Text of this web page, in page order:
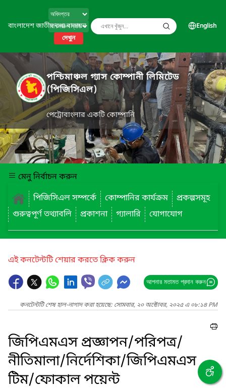
বাংলাদেশ জাতীয় তথ্য বাতায়ন
দেখুন
English
পশ্চিমাঞ্চল গ্যাস কোম্পানী লিমিটেড
(পিজিসিএল)
পেট্রোবাংলার একটি কোম্পানি
মেনু নির্বাচন করুন
পিজিসিএল সম্পর্কে
কোম্পানির কার্যক্রম
প্রকল্পসমূহ
গুরুত্বপূর্ণ তথ্যাবলি
প্রকাশনা গ্যালারি যোগাযোগ
এই কনটেন্টটি শেয়ার করতে ক্লিক করুন
আপনার মতামত প্রদান করুন
কনটেন্টটি শেষ হাল-নাগাদ করা হয়েছে: সোমবার, ২০ অক্টোবর, ২০২৫ এ ০৮:১৪ PM
জিপিএমএস প্রজ্ঞাপন/পরিপত্র/
নীতিমালা/নির্দেশিকা/জিপিএমএস
টিম/ফোকাল পয়েন্ট